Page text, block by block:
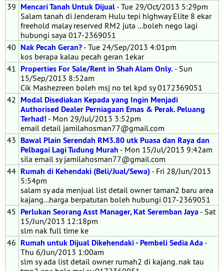
39 Mencari Tanah Untuk Dijual - Tue 29/Oct/2013 5:29pm
Salam tanah di Jenderam Hulu tepi highway Elite 8 ekar
freehold malay reserved RM2 juta ...boleh nego lagi
hubungi saya 017-2369051
40 Nak Pecah Geran? - Tue 24/Sep/2013 4:01pm
kos berapa kalau pecah geran 1ekar
41 Properties For Sale/Rent in Shah Alam Only. - Sun
15/Sep/2013 8:52am
Cik Mashezreen boleh msj no tel kpd sy 0172369051
42 Modal Disediakan Kepada yang Ingin Menjadi
Authorised Dealer Perniagaan Emas & Perak. Peluang
Terhad! - Mon 29/Jul/2013 3:52pm
email detail jamilahosman77@gmail.com
43 Bawal Plain Serendah RM3.80 utk Puasa dan Raya dan
Pelbagai Lagi Tudung Murah - Mon 15/Jul/2013 9:42am
sila email sy jamilahosman77@gmail.com
44 Rumah di Kehendaki (Beli/Jual/Sewa) - Fri 28/Jun/2013
5:54pm
salam sy ada menjual list detail owner taman2 baru area
kajang...harga berpatutan boleh hubungi 017-2369051
45 Perlukan Seorang Asst Manager, Kat Seremban Jaya - Sat
15/Jun/2013 12:18pm
slm nak full time ke
46 Rumah untuk Dijual Dikehendaki - Pembeli Sedia Ada -
Thu 6/Jun/2013 1:00am
slm sy ada list detail owner rumah2 di kajang. nak tau